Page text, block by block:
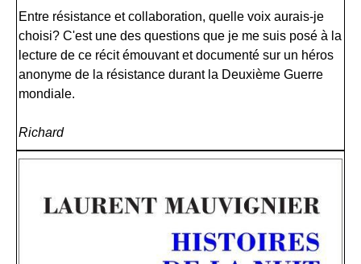
Entre résistance et collaboration, quelle voix aurais-je
choisi? C'est une des questions que je me suis posé à la
lecture de ce récit émouvant et documenté sur un héros
anonyme de la résistance durant la Deuxième Guerre
mondiale.
Richard